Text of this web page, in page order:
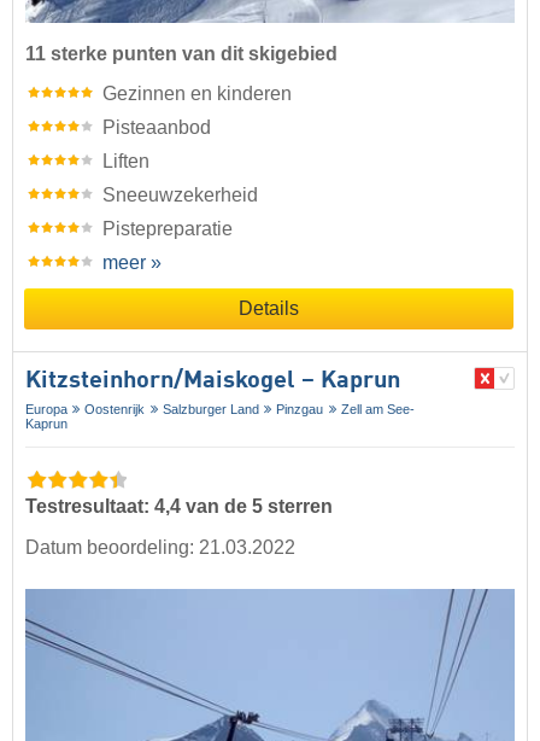
11 sterke punten van dit skigebied
Gezinnen en kinderen
Pisteaanbod
Liften
Sneeuwzekerheid
Pistepreparatie
meer »
Details
Kitzsteinhorn/​Maiskogel – Kaprun
Europa Oostenrijk Salzburger Land Pinzgau
Zell am See-
Kaprun
Testresultaat: 4,4 van de 5 sterren
Datum beoordeling: 21.03.2022